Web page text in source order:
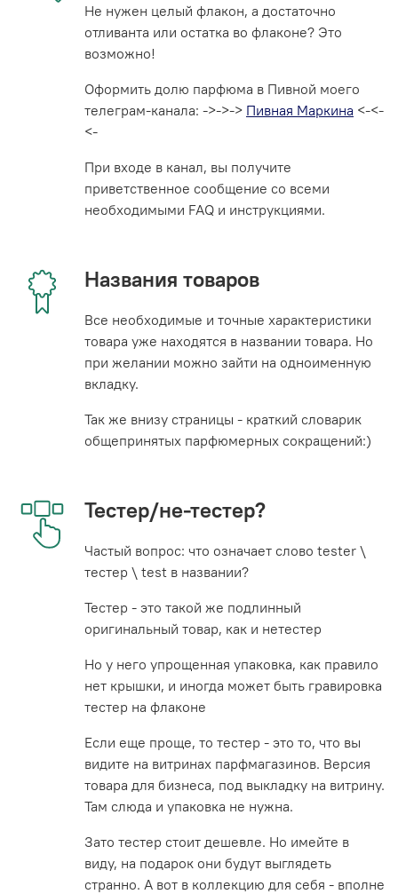
Не нужен целый флакон, а достаточно
отливанта или остатка во флаконе? Это
возможно!
Оформить долю парфюма в Пивной моего
телеграм-канала: ->->-> Пивная Маркина <-<-
<-
При входе в канал, вы получите
приветственное сообщение со всеми
необходимыми FAQ и инструкциями.
Названия товаров
Все необходимые и точные характеристики
товара уже находятся в названии товара. Но
при желании можно зайти на одноименную
вкладку.
Так же внизу страницы - краткий словарик
общепринятых парфюмерных сокращений:)
Тестер/не-тестер?
Частый вопрос: что означает слово tester \
тестер \ test в названии?
Тестер - это такой же подлинный
оригинальный товар, как и нетестер
Но у него упрощенная упаковка, как правило
нет крышки, и иногда может быть гравировка
тестер на флаконе
Если еще проще, то тестер - это то, что вы
видите на витринах парфмагазинов. Версия
товара для бизнеса, под выкладку на витрину.
Там слюда и упаковка не нужна.
Зато тестер стоит дешевле. Но имейте в
виду, на подарок они будут выглядеть
странно. А вот в коллекцию для себя - вполне